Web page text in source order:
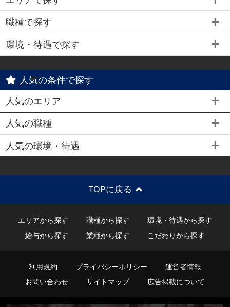
職種で探す
環境・待遇で探す
人気の条件で探す
人気のエリア
人気の職種
人気の環境・待遇
TOPに戻る
エリアから探す 職種から探す
環境・待遇から探す
給与から探す
業種から探す こだわりから探す
利用規約 プライバシーポリシー
運営者情報
お問い合わせ
サイトマップ 広告掲載について